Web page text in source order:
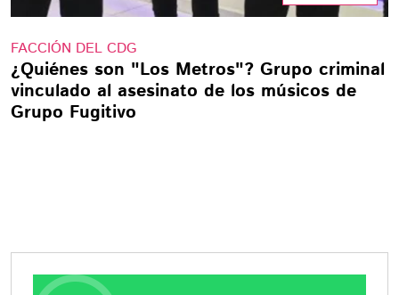
FACCIÓN DEL CDG
¿Quiénes son "Los Metros"? Grupo criminal
vinculado al asesinato de los músicos de
Grupo Fugitivo